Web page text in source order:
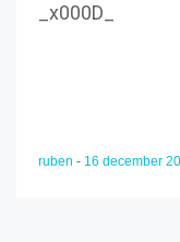
_x000D_
ruben - 16 december